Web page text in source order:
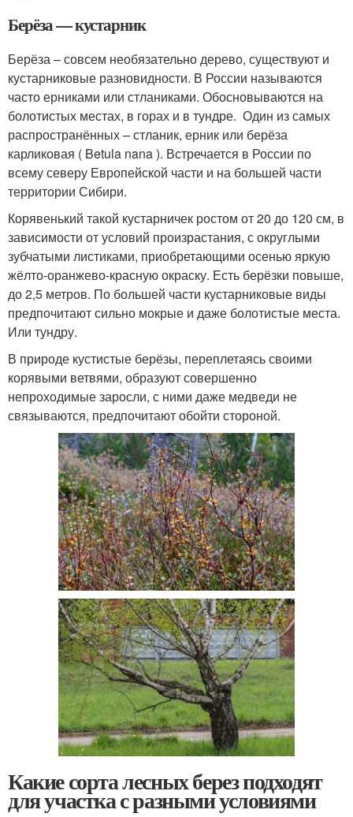
Берёза — кустарник
Берёза – совсем необязательно дерево, существуют и
кустарниковые разновидности. В России называются
часто ерниками или стланиками. Обосновываются на
болотистых местах, в горах и в тундре. Один из самых
распространённых – стланик, ерник или берёза
карликовая ( Betula nana ). Встречается в России по
всему северу Европейской части и на большей части
территории Сибири.
Корявенький такой кустарничек ростом от 20 до 120 см, в
зависимости от условий произрастания, с округлыми
зубчатыми листиками, приобретающими осенью яркую
жёлто-оранжево-красную окраску. Есть берёзки повыше,
до 2,5 метров. По большей части кустарниковые виды
предпочитают сильно мокрые и даже болотистые места.
Или тундру.
В природе кустистые берёзы, переплетаясь своими
корявыми ветвями, образуют совершенно
непроходимые заросли, с ними даже медведи не
связываются, предпочитают обойти стороной.
Какие сорта лесных берез подходят
для участка с разными условиями